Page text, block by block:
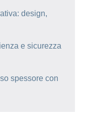
design,
e sicurezza
spessore con